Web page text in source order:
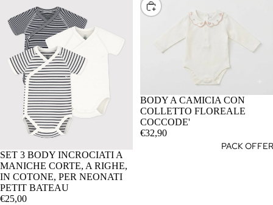
PACK
SET 3 BODY INCROCIATI A
MANICHE CORTE, A RIGHE,
IN COTONE, PER NEONATI
PETIT BATEAU
€25,00
SCEGLI
BODY A CAMICIA CON
COLLETTO FLOREALE
COCCODE'
€32,90